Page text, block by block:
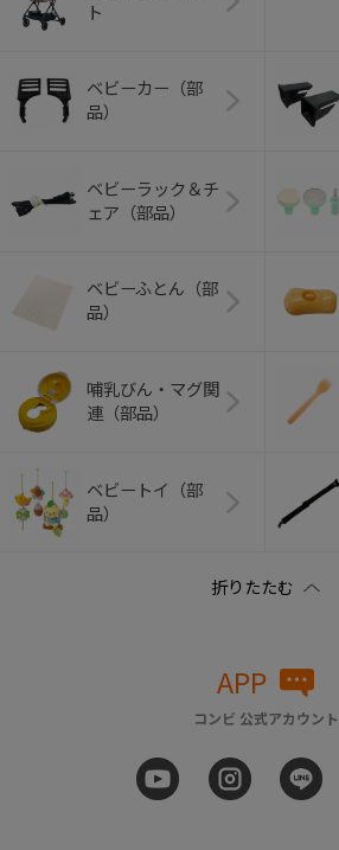
ト
ベビーカー（部
品）
ベビーラック＆チ
ェア（部品）
ベビーふとん（部
品）
哺乳びん・マグ関
連（部品）
ベビートイ（部
品）
APP
コンビ 公式アカウント